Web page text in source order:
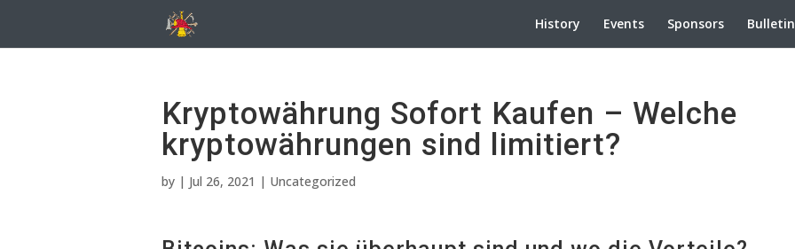
History Events Sponsors
Kryptowährung Sofort Kaufen – Welche
kryptowährungen sind limitiert?
by | Jul 26, 2021 | Uncategorized